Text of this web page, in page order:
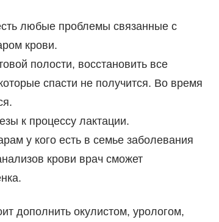
любые проблемы связанные с
крови.
полости, восстановить все
спасти не получится. Во время
к процессу лактации.
у кого есть в семье заболевания
крови врач сможет
дополнить окулистом, урологом,